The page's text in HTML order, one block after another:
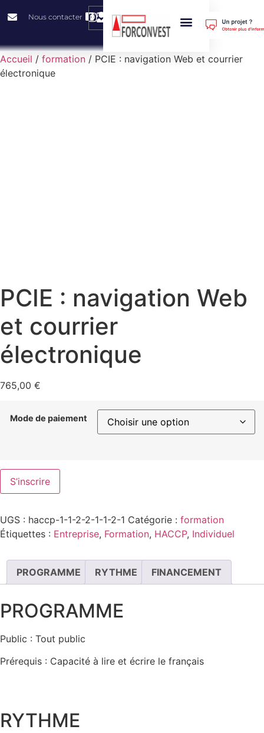
Nous contacter
Accueil / formation / PCIE : navigation Web et courrier
électronique
PCIE : navigation Web
et courrier
électronique
765,00 €
Mode de paiement
S’inscrire
UGS : haccp-1-1-2-2-1-1-2-1 Catégorie : formation
Étiquettes : Entreprise, Formation, HACCP, Individuel
PROGRAMME RYTHME FINANCEMENT
PROGRAMME
Public : Tout public
Prérequis : Capacité à lire et écrire le français
RYTHME